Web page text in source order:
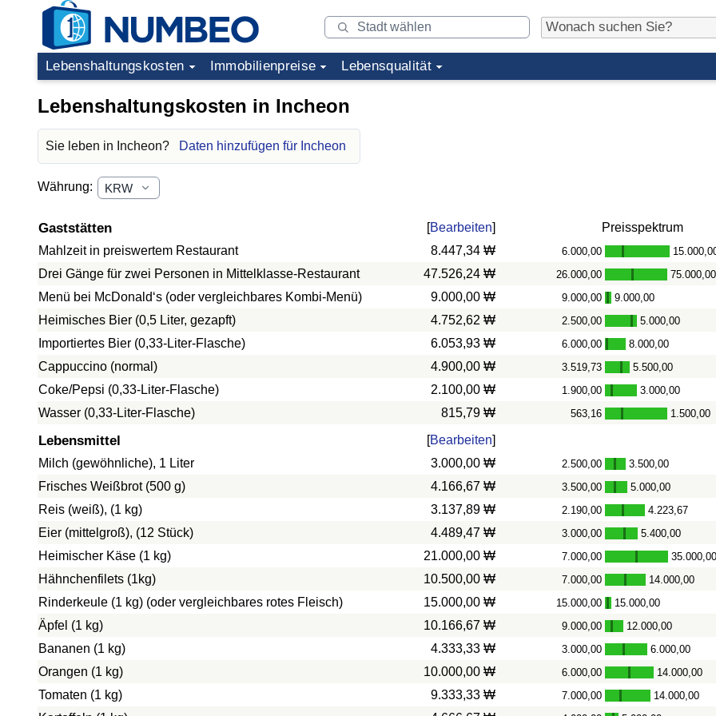
Lebenshaltungskosten Immobilienpreise Lebensqualität
Lebenshaltungskosten in Incheon
Sie leben in Incheon? Daten hinzufügen für Incheon
Währung:
Gaststätten [Bearbeiten]
Preisspektrum
Mahlzeit in preiswertem Restaurant
8.447,34 ₩ 6.000,00 -
Drei Gänge für zwei Personen in Mittelklasse-Restaurant 47.526,24 ₩ 26.000,00 - 75.000,00
Menü bei McDonald‘s (oder vergleichbares Kombi-Menü) 9.000,00 ₩ 9.000,00 - 9.000,00
Heimisches Bier (0,5 Liter, gezapft) 4.752,62 ₩ 2.500,00 - 5.000,00
Importiertes Bier (0,33-Liter-Flasche) 6.053,93 ₩ 6.000,00 - 8.000,00
Cappuccino (normal) 4.900,00 ₩ 3.519,73 - 5.500,00
Coke/Pepsi (0,33-Liter-Flasche) 2.100,00 ₩ 1.900,00 - 3.000,00
Wasser (0,33-Liter-Flasche) 815,79 ₩ 563,16 - 1.500,00
Lebensmittel [Bearbeiten]
Milch (gewöhnliche), 1 Liter
3.000,00 ₩ 2.500,00 - 3.500,00
Frisches Weißbrot (500 g) 4.166,67 ₩ 3.500,00 - 5.000,00
Reis (weiß), (1 kg) 3.137,89 ₩ 2.190,00 - 4.223,67
Eier (mittelgroß), (12 Stück) 4.489,47 ₩ 3.000,00 - 5.400,00
Heimischer Käse (1 kg) 21.000,00 ₩ 7.000,00 -
Hähnchenfilets (1kg) 10.500,00 ₩ 7.000,00 - 14.000,00
Rinderkeule (1 kg) (oder vergleichbares rotes Fleisch) 15.000,00 ₩ 15.000,00 - 15.000,00
Äpfel (1 kg) 10.166,67 ₩ 9.000,00 - 12.000,00
Bananen (1 kg) 4.333,33 ₩ 3.000,00 - 6.000,00
Orangen (1 kg) 10.000,00 ₩ 6.000,00 - 14.000,00
Tomaten (1 kg) 9.333,33 ₩ 7.000,00 - 14.000,00